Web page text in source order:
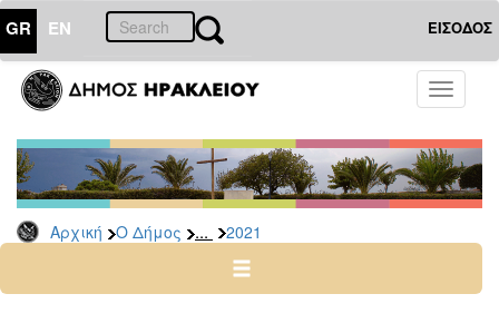
GR EN ΕΙΣΟΔΟΣ
Toggle
Αρχική Ο Δήμος ... 2021
ΔΗΜΟΣ
Διακηρύξεις
Δημοπρασίες
Αρχείο
2025